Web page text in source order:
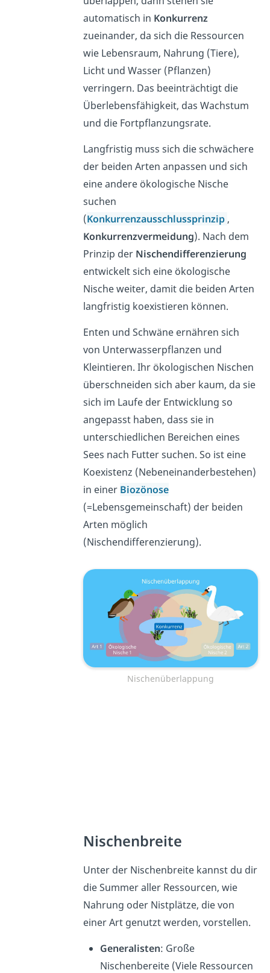
automatisch in Konkurrenz
zueinander, da sich die Ressourcen
wie Lebensraum, Nahrung (Tiere),
Licht und Wasser (Pflanzen)
verringern. Das beeinträchtigt die
Überlebensfähigkeit, das Wachstum
und die Fortpflanzungsrate.
Langfristig muss sich die schwächere
der beiden Arten anpassen und sich
eine andere ökologische Nische
suchen
(Konkurrenzausschlussprinzip ,
Konkurrenzvermeidung). Nach dem
Prinzip der Nischendifferenzierung
entwickelt sich eine ökologische
Nische weiter, damit die beiden Arten
langfristig koexistieren können.
Enten und Schwäne ernähren sich
von Unterwasserpflanzen und
Kleintieren. Ihr ökologischen Nischen
überschneiden sich aber kaum, da sie
sich im Laufe der Entwicklung so
angepasst haben, dass sie in
unterschiedlichen Bereichen eines
Sees nach Futter suchen. So ist eine
Koexistenz (Nebeneinanderbestehen)
in einer Biozönose
(=Lebensgemeinschaft) der beiden
Arten möglich
(Nischendifferenzierung).
Nischenüberlappung
Nischenbreite
Unter der Nischenbreite kannst du dir
die Summer aller Ressourcen, wie
Nahrung oder Nistplätze, die von
einer Art genutzt werden, vorstellen.
Generalisten: Große
Nischenbereite (Viele Ressourcen